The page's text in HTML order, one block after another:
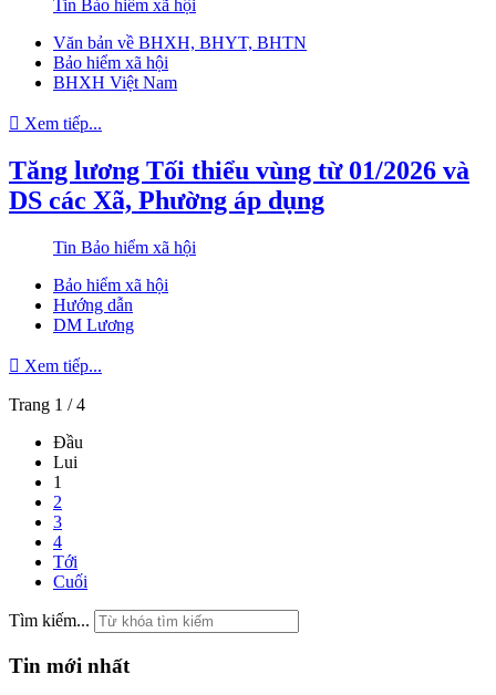
Tin Bảo hiểm xã hội
Văn bản về BHXH, BHYT, BHTN
Bảo hiểm xã hội
BHXH Việt Nam
Xem tiếp...
Tăng lương Tối thiểu vùng từ 01/2026 và
DS các Xã, Phường áp dụng
Tin Bảo hiểm xã hội
Bảo hiểm xã hội
Hướng dẫn
DM Lương
Xem tiếp...
Trang 1 / 4
Đầu
Lui
1
2
3
4
Tới
Cuối
Tìm kiếm...
Tin mới nhất